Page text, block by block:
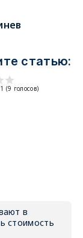
статью:
1 (9 голосов)
в
стоимость